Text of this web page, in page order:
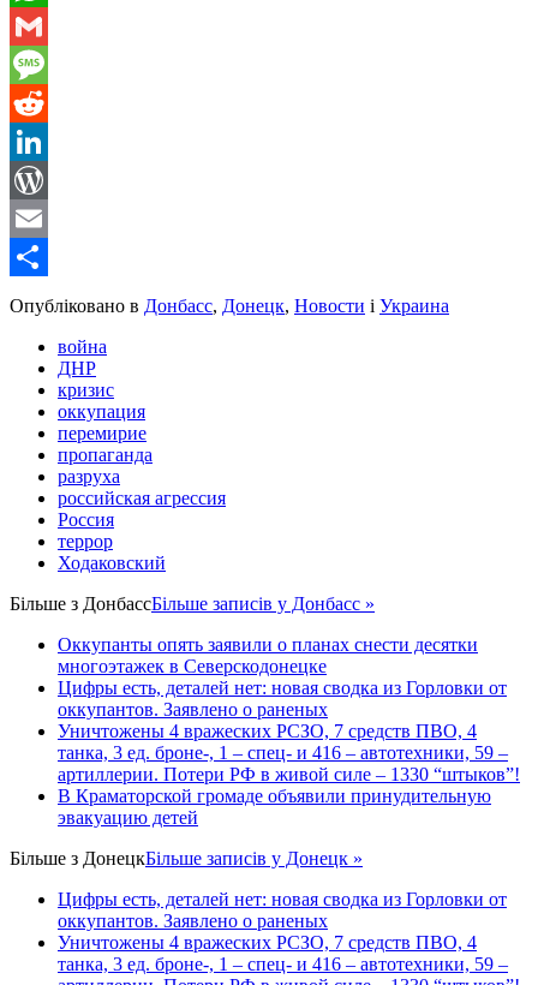
WhatsApp
Gmail
Message
Reddit
LinkedIn
WordPress
Email
Share
Опубліковано в Донбасс, Донецк, Новости і Украина
война
ДНР
кризис
оккупация
перемирие
пропаганда
разруха
российская агрессия
Россия
террор
Ходаковский
Більше з ДонбассБільше записів у Донбасс »
Оккупанты опять заявили о планах снести десятки
многоэтажек в Северскодонецке
Цифры есть, деталей нет: новая сводка из Горловки от
оккупантов. Заявлено о раненых
Уничтожены 4 вражеских РСЗО, 7 средств ПВО, 4
танка, 3 ед. броне-, 1 – спец- и 416 – автотехники, 59 –
артиллерии. Потери РФ в живой силе – 1330 “штыков”!
В Краматорской громаде объявили принудительную
эвакуацию детей
Більше з ДонецкБільше записів у Донецк »
Цифры есть, деталей нет: новая сводка из Горловки от
оккупантов. Заявлено о раненых
Уничтожены 4 вражеских РСЗО, 7 средств ПВО, 4
танка, 3 ед. броне-, 1 – спец- и 416 – автотехники, 59 –